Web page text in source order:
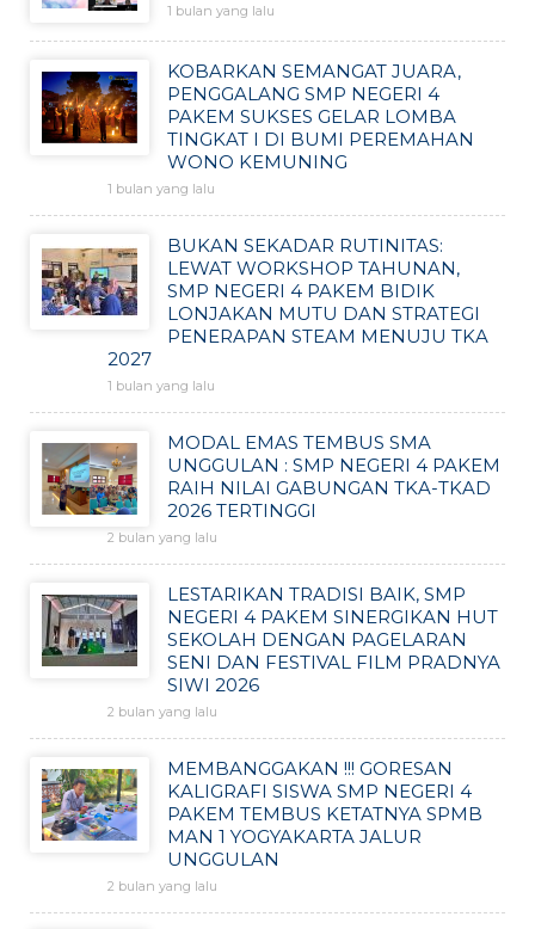
1 bulan yang lalu
KOBARKAN SEMANGAT JUARA,
PENGGALANG SMP NEGERI 4
PAKEM SUKSES GELAR LOMBA
TINGKAT I DI BUMI PEREMAHAN
WONO KEMUNING
1 bulan yang lalu
BUKAN SEKADAR RUTINITAS:
LEWAT WORKSHOP TAHUNAN,
SMP NEGERI 4 PAKEM BIDIK
LONJAKAN MUTU DAN STRATEGI
PENERAPAN STEAM MENUJU TKA
2027
1 bulan yang lalu
MODAL EMAS TEMBUS SMA
UNGGULAN : SMP NEGERI 4 PAKEM
RAIH NILAI GABUNGAN TKA-TKAD
2026 TERTINGGI
2 bulan yang lalu
LESTARIKAN TRADISI BAIK, SMP
NEGERI 4 PAKEM SINERGIKAN HUT
SEKOLAH DENGAN PAGELARAN
SENI DAN FESTIVAL FILM PRADNYA
SIWI 2026
2 bulan yang lalu
MEMBANGGAKAN !!! GORESAN
KALIGRAFI SISWA SMP NEGERI 4
PAKEM TEMBUS KETATNYA SPMB
MAN 1 YOGYAKARTA JALUR
UNGGULAN
2 bulan yang lalu